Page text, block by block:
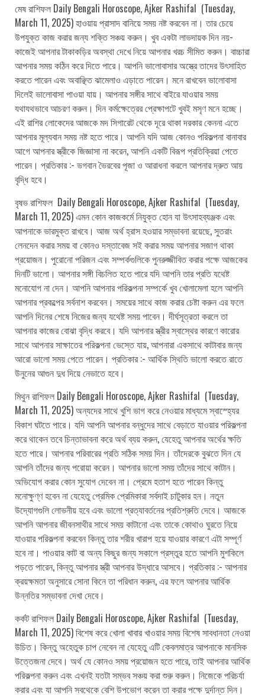
মেষ রাশিফল Daily Bengali Horoscope, Ajker Rashifal (Tuesday,
March 11, 2025) হাওয়ায় প্রাসাদ বানিয়ে সময় নষ্ট করবেন না। তার চেয়ে
উপযুক্ত কাজ করার জন্য শক্তি সঞ্চয় করুন। খুব একটা লাভদায়ক দিন নয়-
কাজেই আপনার টাকাকড়ির অবস্থা দেখে নিয়ে আপনার খরচ সীমিত করুন। বাচ্চারা
আপনার সময় কঠিন করে দিতে পারে। আপনি ভালোবাসার অস্ত্রে তাদের উৎসাহিত
করতে পারেন এবং অবাঞ্ছিত ঝামেলাও এড়াতে পারেন। মনে রাখবেন ভালোবাসা
দিলেই ভালোবাসা পাওয়া যায়। আপনার সঙ্গীর সাথে বাইরে যাওয়ার সময়
যথাযথভাবে আচরণ করুন। দিন কর্মক্ষেত্রের প্রেক্ষাপটে খুবই মসৃণ মনে হচ্ছে।
এই রাশির লোকেদের আজকে মদ সিগারেট থেকে দূরে থাকা দরকার কেননা এতে
আপনার মূল্যবান সময় নষ্ট হতে পারে। আপনি যদি আজ কোনও পরিকল্পনা বানাবার
আগে আপনার স্ত্রীকে জিজ্ঞাসা না করেন, আপনি একটি বিরূপ প্রতিক্রিয়া পেতে
পারেন। প্রতিকার :- ভগবান ভৈরবের পূজা ও আরাধনা করলে আপনার দ্রুত আয়
বৃদ্ধি হবে।
বৃষভ রাশিফল Daily Bengali Horoscope, Ajker Rashifal (Tuesday,
March 11, 2025) এমন কোন কাজকর্মে নিযুক্ত হোন যা উৎসাহব্যঞ্জক এবং
আপনাকে ভারমুক্ত রাখবে। আজ অর্থ হ্রাস হওয়ার সম্ভাবনা রয়েছে, সুতরাং
লেনদেন করার সময় বা কোনও দস্তাবেজ সই করার সময় আপনার সজাগ থাকা
প্রয়োজন। পুরোনো পরিজন এবং সম্পর্কগুলিকে পুনরুজ্জীবিত করার পক্ষে আজকের
দিনটি ভালো। আপনার সঙ্গী বিচলিত হতে পারে যদি আপনি তার প্রতি যথেষ্ট
মনোযোগ না দেন। আপনি আপনার পরিকল্পনা সম্পর্কে খুব খোলামেলা হলে আপনি
আপনার প্রকল্পের সর্বনাশ করবেন। সময়ের সাথে কাজ করার চেষ্টা করুন এর ফলে
আপনি দিনের শেষে নিজের জন্য যথেষ্ট সময় পাবেন। দীর্ঘসূত্রতা করলে তা
আপনার কাজের বোঝা বৃদ্ধি করবে। যদি আপনার স্ত্রীর স্বাস্থের কারণে কারোর
সাথে আপনার সাক্ষাতের পরিকল্পনা ভেস্তে যায়, আপনারা একসাথে কাটাবার জন্য
আরো ভালো সময় পেতে পারেন। প্রতিকার :- আর্থিক স্থিতি ভালো করতে রাতে
উনুনের আগুন দুধ দিয়ে নেভাতে হবে।
মিথুন রাশিফল Daily Bengali Horoscope, Ajker Rashifal (Tuesday,
March 11, 2025) অন্যদের সাথে খুশি ভাগ করে নেওয়ার মাধ্যমে স্বাস্হ্যের
বিকাশ ঘটতে পারে। যদি আপনি আপনার বন্ধুদের সাথে বেড়াতে যাওয়ার পরিকল্পনা
করে থাকেন তবে চিন্তাভাবনা করে অর্থ ব্যয় করুন, যেহেতু আপনার অর্থের ক্ষতি
হতে পারে। আপনার পরিবারের প্রতি সঠিক সময় দিন। তাঁদেরকে বুঝতে দিন যে
আপনি তাঁদের জন্য পরোয়া করেন। আপনার ভালো সময় তাঁদের সাথে কাটান।
অভিযোগ করার কোন সুযোগ দেবেন না। প্রেমে হতাশ হতে পারেন কিন্তু
মনোক্ষুণ্ণ হবেন না যেহেতু প্রেমিক প্রেমিকারা সর্বদাই চাটুকার হন। নতুন
উদ্যোগগুলি লোভনীয় হবে এবং ভালো প্রত্যাবর্তনের প্রতিশ্রুতি দেবে। আজকে
আপনি আপনার জীবনসাথীর সাথে সময় কাটানো এবং তাকে কোথাও ঘুরতে নিয়ে
যাওয়ার পরিকল্পনা করবেন কিন্তু তার শরীর খারাপ হয়ে যাওয়ার কারণে এটা সম্পূর্ণ
হবে না। পাওয়ার কাট বা অন্য কিছুর জন্য সকালে প্রস্তুর হতে আপনি মুশকিলে
পড়তে পারেন, কিন্তু আপনার স্ত্রী আপনার উদ্ধারে আসবে। প্রতিকার :- আপনার
ক্রয়ক্ষমতা অনুসারে সোনা কিনে তা পরিধান করুন, এর ফলে আপনার আর্থিক
উন্নতির সম্ভাবনা দেখা দেবে।
কর্কট রাশিফল Daily Bengali Horoscope, Ajker Rashifal (Tuesday,
March 11, 2025) বিশেষ করে খোলা খাবার খাওয়ার সময় বিশেষ সাবধানতা নেওয়া
উচিত। কিন্তু অহেতুক চাপ নেবেন না যেহেতু এটি কেবলমাত্র আপনাকে মানসিক
উত্তেজনা দেবে। অর্থ যে কোনও সময় প্রয়োজন হতে পারে, তাই আপনার আর্থিক
পরিকল্পনা করুন এবং এখনই যতটা সম্ভব সঞ্চয় করা শুরু করুন। নিজেকে পরিচর্যা
করার এবং যা আপনি সবথেকে বেশি উপভোগ করেন তা করার পক্ষে দুর্দান্ত দিন।